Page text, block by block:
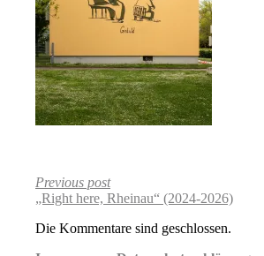
Previous post
„Right here, Rheinau“ (2024-2026)
Die Kommentare sind geschlossen.